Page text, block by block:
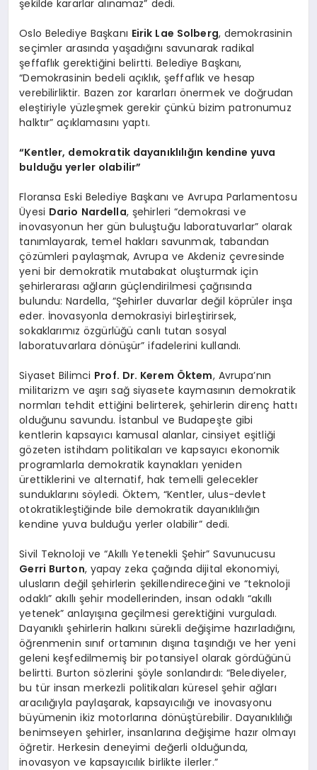
şekilde kararlar alınamaz” dedi.
Oslo Belediye Başkanı Eirik Lae Solberg, demokrasinin
seçimler arasında yaşadığını savunarak radikal
şeffaflık gerektiğini belirtti. Belediye Başkanı,
“Demokrasinin bedeli açıklık, şeffaflık ve hesap
verebilirliktir. Bazen zor kararları önermek ve doğrudan
eleştiriyle yüzleşmek gerekir çünkü bizim patronumuz
halktır” açıklamasını yaptı.
“Kentler, demokratik dayanıklılığın kendine yuva
bulduğu yerler olabilir”
Floransa Eski Belediye Başkanı ve Avrupa Parlamentosu
Üyesi Dario Nardella, şehirleri “demokrasi ve
inovasyonun her gün buluştuğu laboratuvarlar” olarak
tanımlayarak, temel hakları savunmak, tabandan
çözümleri paylaşmak, Avrupa ve Akdeniz çevresinde
yeni bir demokratik mutabakat oluşturmak için
şehirlerarası ağların güçlendirilmesi çağrısında
bulundu: Nardella, “Şehirler duvarlar değil köprüler inşa
eder. İnovasyonla demokrasiyi birleştirirsek,
sokaklarımız özgürlüğü canlı tutan sosyal
laboratuvarlara dönüşür” ifadelerini kullandı.
Siyaset Bilimci Prof. Dr. Kerem Öktem, Avrupa’nın
militarizm ve aşırı sağ siyasete kaymasının demokratik
normları tehdit ettiğini belirterek, şehirlerin direnç hattı
olduğunu savundu. İstanbul ve Budapeşte gibi
kentlerin kapsayıcı kamusal alanlar, cinsiyet eşitliği
gözeten istihdam politikaları ve kapsayıcı ekonomik
programlarla demokratik kaynakları yeniden
ürettiklerini ve alternatif, hak temelli gelecekler
sunduklarını söyledi. Öktem, “Kentler, ulus-devlet
otokratikleştiğinde bile demokratik dayanıklılığın
kendine yuva bulduğu yerler olabilir” dedi.
Sivil Teknoloji ve “Akıllı Yetenekli Şehir” Savunucusu
Gerri Burton, yapay zeka çağında dijital ekonomiyi,
ulusların değil şehirlerin şekillendireceğini ve “teknoloji
odaklı” akıllı şehir modellerinden, insan odaklı “akıllı
yetenek” anlayışına geçilmesi gerektiğini vurguladı.
Dayanıklı şehirlerin halkını sürekli değişime hazırladığını,
öğrenmenin sınıf ortamının dışına taşındığı ve her yeni
geleni keşfedilmemiş bir potansiyel olarak gördüğünü
belirtti. Burton sözlerini şöyle sonlandırdı: “Belediyeler,
bu tür insan merkezli politikaları küresel şehir ağları
aracılığıyla paylaşarak, kapsayıcılığı ve inovasyonu
büyümenin ikiz motorlarına dönüştürebilir. Dayanıklılığı
benimseyen şehirler, insanlarına değişime hazır olmayı
öğretir. Herkesin deneyimi değerli olduğunda,
inovasyon ve kapsayıcılık birlikte ilerler.”